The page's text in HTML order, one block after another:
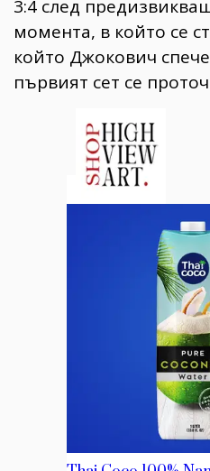
3:4 след
момента, в който се
който Джокович
първият сет се